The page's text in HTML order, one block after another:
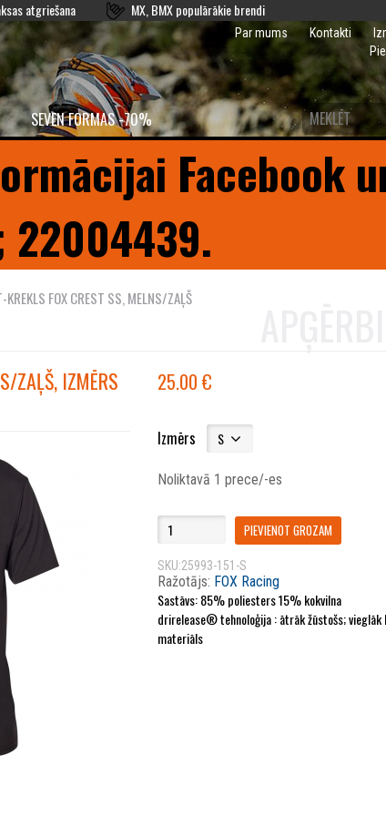
atgriešana MX, BMX populārākie brendi
Par mums Kontakti
SEVEN FORMAS -70%
Facebook
22004439.
KREKLS FOX CREST SS, MELNS/ZAĻŠ
ZAĻŠ, IZMĒRS
25.00
Izmērs
Noliktavā 1 prece/-es
PIEVIENOT GROZAM
SKU:25993-151-S
Ražotājs: FOX Racing
Sastāvs: 85% poliesters 15% kokvilna
drirelease® tehnoloģija : ātrāk žūstošs;
materiāls